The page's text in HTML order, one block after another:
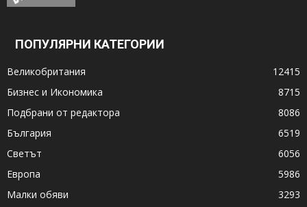
ПОПУЛЯРНИ КАТЕГОРИИ
Великобритания
12415
Бизнес и Икономика
8715
Подбрани от редактора
8086
България
6519
Светът
6056
Европа
5986
Малки обяви
3293